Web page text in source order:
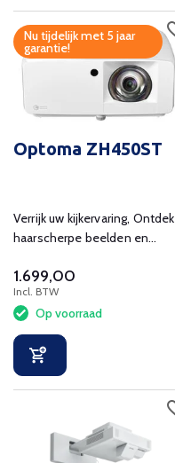
Nu tijdelijk met 5 jaar
garantie!
Optoma ZH450ST
Verrijk uw kijkervaring, Ontdek
haarscherpe beelden en
1.699,00
Incl. BTW
Op voorraad